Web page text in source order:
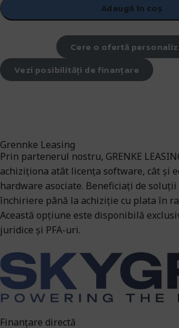
Adaugă în coș
Cere o ofertă
Vezi posibilități de finanțare
Grennke Leasing
Prin partenerul nostru, GRENKE
achiziționa atât licența software, cât și
hardware asociate. Beneficiați de
închiriere până la achiziție cu plata în
Această opțiune este disponibilă
juridice și PFA-uri.
Finanțare directă